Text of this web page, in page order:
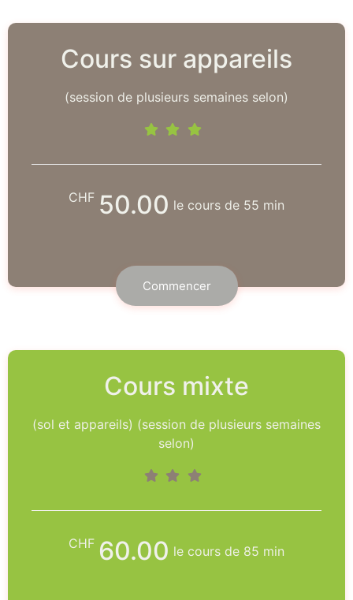
Cours sur appareils
(session de plusieurs semaines selon)
CHF 50.00 le cours de 55 min
Commencer
Cours mixte
(sol et appareils) (session de plusieurs semaines
selon)
CHF 60.00 le cours de 85 min